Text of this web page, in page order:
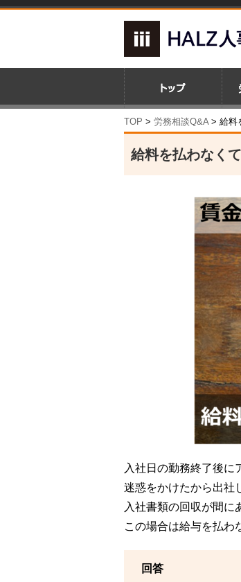
TOP > 労務相談Q&A> 給料
給料を払わなく
入社日の勤務終了後に
迷惑をかけたから出社
入社書類の回収が間に
この場合は給与を払わ
回答